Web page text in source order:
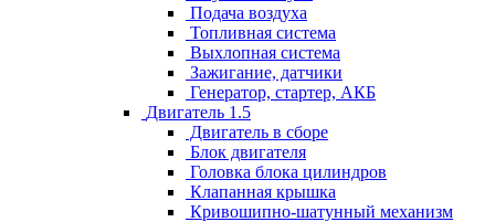
Подача воздуха
Топливная система
Выхлопная система
Зажигание, датчики
Генератор, стартер, АКБ
Двигатель 1.5
Двигатель в сборе
Блок двигателя
Головка блока цилиндров
Клапанная крышка
Кривошипно-шатунный механизм